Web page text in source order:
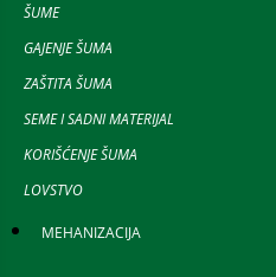
ŠUME
GAJENJE ŠUMA
ZAŠTITA ŠUMA
SEME I SADNI MATERIJAL
KORIŠĆENJE ŠUMA
LOVSTVO
MEHANIZACIJA